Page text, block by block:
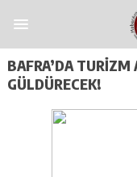
BAFRA’DA
GÜLDÜRECEK!